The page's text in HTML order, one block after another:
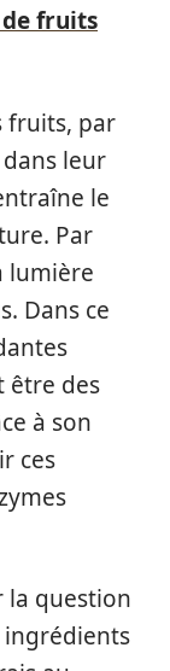
fruits
fruits, par
leur
le
Par
lumière
Dans ce
être des
à son
ces
la question
ingrédients